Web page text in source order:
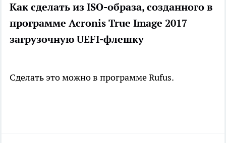
Как сделать из ISO-образа, созданного в
программе Acronis True Image 2017
загрузочную UEFI-флешку
Сделать это можно в программе Rufus.